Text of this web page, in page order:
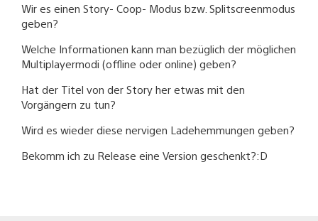
Wir es einen Story- Coop- Modus bzw. Splitscreenmodus
geben?
Welche Informationen kann man bezüglich der möglichen
Multiplayermodi (offline oder online) geben?
Hat der Titel von der Story her etwas mit den
Vorgängern zu tun?
Wird es wieder diese nervigen Ladehemmungen geben?
Bekomm ich zu Release eine Version geschenkt?:D